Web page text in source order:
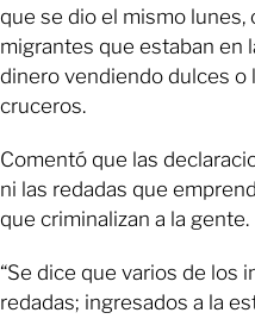
que se dio el mismo
migrantes que estaban en
dinero vendiendo dulces o
cruceros.
Comentó que las
ni las redadas que
que criminalizan a la gente.
“Se dice que varios de los
redadas; ingresados a la